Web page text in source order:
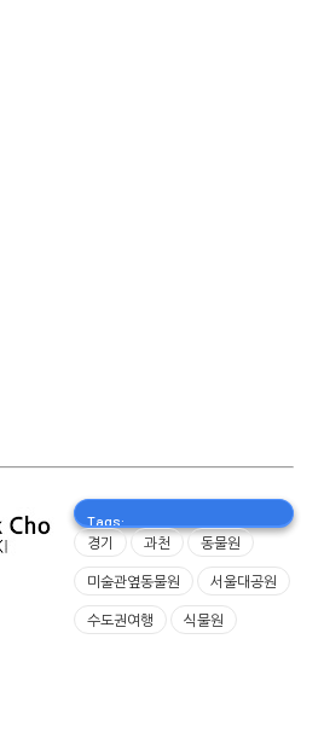
Tags:
경기
과천 동물원
미술관옆동물원 서울대공원
수도권여행 식물원